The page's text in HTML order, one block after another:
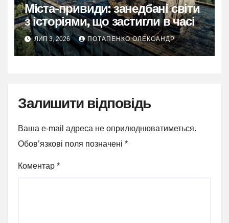
Міста-привиди: занедбані світи
з історіями, що застигли в часі
ЛИП 3, 2026 ПОТАПЕНКО ОЛЕКСАНДР
Залишити відповідь
Ваша e-mail адреса не оприлюднюватиметься.
Обов’язкові поля позначені *
Коментар *